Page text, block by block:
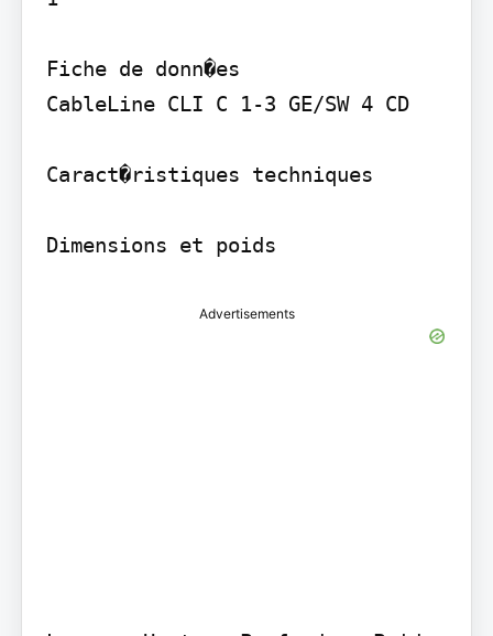
Fiche de donn�es
CableLine CLI C 1-3 GE/SW 4 CD
Caract�ristiques techniques
Advertisements